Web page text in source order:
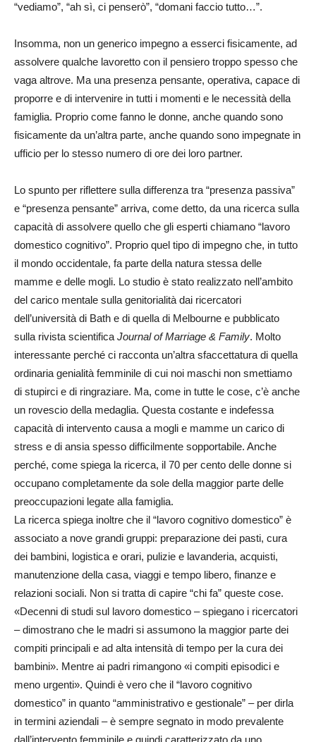
“vediamo”, “ah sì, ci penserò”, “domani faccio tutto…”.
Insomma, non un generico impegno a esserci fisicamente, ad
assolvere qualche lavoretto con il pensiero troppo spesso che
vaga altrove. Ma una presenza pensante, operativa, capace di
proporre e di intervenire in tutti i momenti e le necessità della
famiglia. Proprio come fanno le donne, anche quando sono
fisicamente da un’altra parte, anche quando sono impegnate in
ufficio per lo stesso numero di ore dei loro partner.
Lo spunto per riflettere sulla differenza tra “presenza passiva”
e “presenza pensante” arriva, come detto, da una ricerca sulla
capacità di assolvere quello che gli esperti chiamano “lavoro
domestico cognitivo”. Proprio quel tipo di impegno che, in tutto
il mondo occidentale, fa parte della natura stessa delle
mamme e delle mogli. Lo studio è stato realizzato nell’ambito
del carico mentale sulla genitorialità dai ricercatori
dell’università di Bath e di quella di Melbourne e pubblicato
sulla rivista scientifica Journal of Marriage & Family. Molto
interessante perché ci racconta un’altra sfaccettatura di quella
ordinaria genialità femminile di cui noi maschi non smettiamo
di stupirci e di ringraziare. Ma, come in tutte le cose, c’è anche
un rovescio della medaglia. Questa costante e indefessa
capacità di intervento causa a mogli e mamme un carico di
stress e di ansia spesso difficilmente sopportabile. Anche
perché, come spiega la ricerca, il 70 per cento delle donne si
occupano completamente da sole della maggior parte delle
preoccupazioni legate alla famiglia.
La ricerca spiega inoltre che il “lavoro cognitivo domestico” è
associato a nove grandi gruppi: preparazione dei pasti, cura
dei bambini, logistica e orari, pulizie e lavanderia, acquisti,
manutenzione della casa, viaggi e tempo libero, finanze e
relazioni sociali. Non si tratta di capire “chi fa” queste cose.
«Decenni di studi sul lavoro domestico – spiegano i ricercatori
– dimostrano che le madri si assumono la maggior parte dei
compiti principali e ad alta intensità di tempo per la cura dei
bambini». Mentre ai padri rimangono «i compiti episodici e
meno urgenti». Quindi è vero che il “lavoro cognitivo
domestico” in quanto “amministrativo e gestionale” – per dirla
in termini aziendali – è sempre segnato in modo prevalente
dall’intervento femminile e quindi caratterizzato da uno